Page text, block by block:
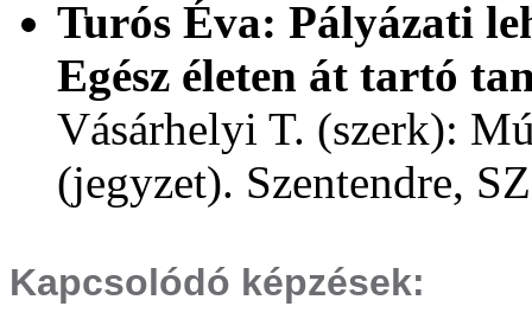
Turós Éva: Pályázati
Egész életen át tartó
Vásárhelyi T. (szerk):
(jegyzet). Szentendre,
Kapcsolódó képzések: